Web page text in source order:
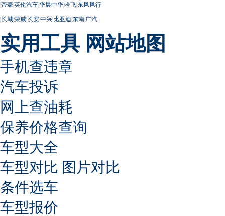
|帝豪|英伦汽车|华晨中华|哈飞|东风风行
|长城|荣威|长安|中兴|比亚迪|东南|广汽
实用工具 网站地图
手机查违章
汽车投诉
网上查油耗
保养价格查询
车型大全
车型对比 图片对比
条件选车
车型报价